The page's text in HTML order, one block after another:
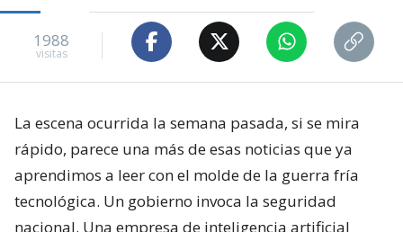
1988
visitas
La escena ocurrida la semana pasada, si se mira
rápido, parece una más de esas noticias que ya
aprendimos a leer con el molde de la guerra fría
tecnológica. Un gobierno invoca la seguridad
nacional. Una empresa de inteligencia artificial